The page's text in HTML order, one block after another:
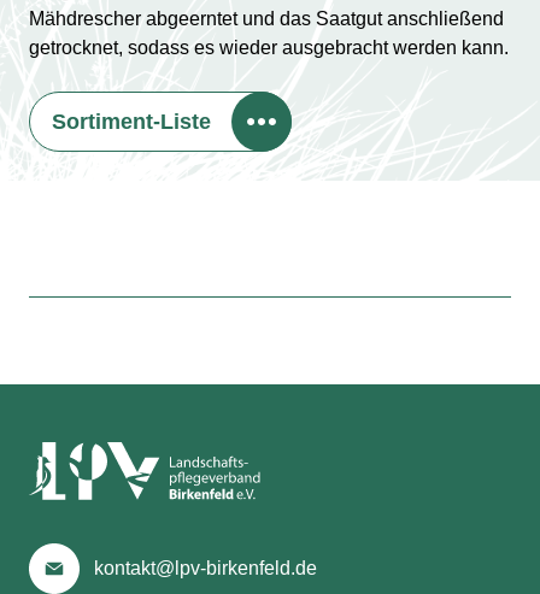
Mähdrescher abgeerntet und das Saatgut anschließend
getrocknet, sodass es wieder ausgebracht werden kann.
Sortiment-Liste
kontakt@lpv-birkenfeld.de